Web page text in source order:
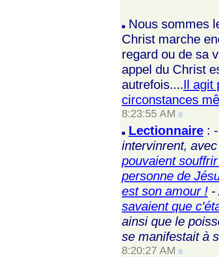
Nous sommes
Christ marche
regard ou de sa
appel du Christ
autrefois....Il agit
circonstances
8:23:55 AM
Lectionnaire :
intervinrent,
pouvaient
personne de
est son amour ! -
savaient que
ainsi que le
se manifestait à
8:20:27 AM